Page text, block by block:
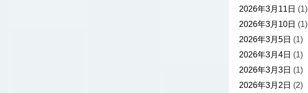
2026年3月11日 (1)
2026年3月10日 (1)
2026年3月5日 (1)
2026年3月4日 (1)
2026年3月3日 (1)
2026年3月2日 (2)